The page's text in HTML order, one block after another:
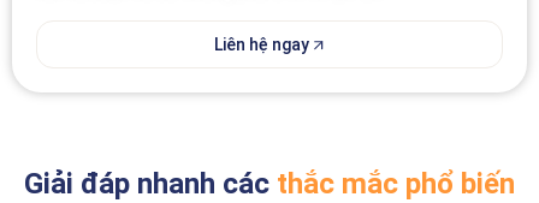
Liên hệ ngay
Giải đáp nhanh các thắc mắc phổ biến